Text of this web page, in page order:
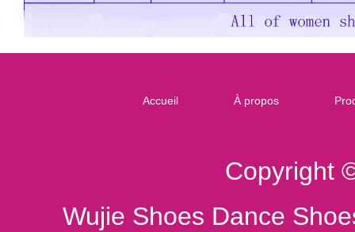
Accueil À propos
Copyright
Wujie Shoes Dance